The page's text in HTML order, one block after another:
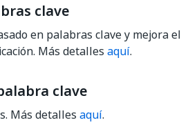
clave
en palabras clave y mejora el
Más detalles aquí.
clave
Más detalles aquí.